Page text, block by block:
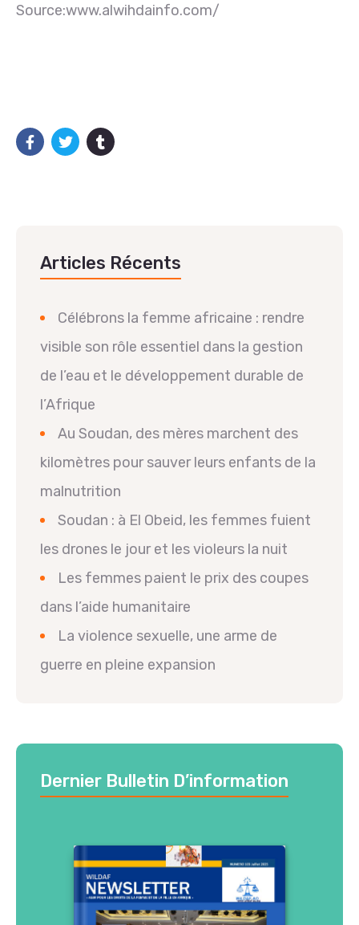
Source:www.alwihdainfo.com/
Articles Récents
Célébrons la femme africaine : rendre
visible son rôle essentiel dans la gestion
de l’eau et le développement durable de
l’Afrique
Au Soudan, des mères marchent des
kilomètres pour sauver leurs enfants de la
malnutrition
Soudan : à El Obeid, les femmes fuient
les drones le jour et les violeurs la nuit
Les femmes paient le prix des coupes
dans l’aide humanitaire
La violence sexuelle, une arme de
guerre en pleine expansion
Dernier Bulletin D’information